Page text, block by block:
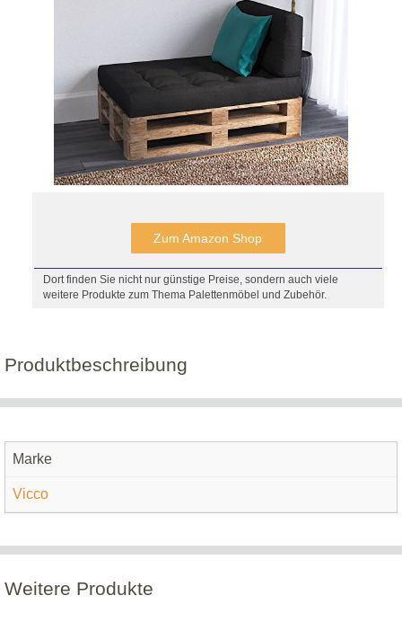
Zum Amazon Shop
Dort finden Sie nicht nur günstige Preise, sondern auch viele
weitere Produkte zum Thema Palettenmöbel und Zubehör.
Produktbeschreibung
Marke
Vicco
Weitere Produkte